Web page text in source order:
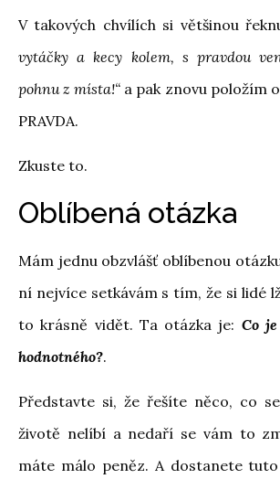
V takových chvílích si většinou
vytáčky a kecy kolem, s pravdou
pohnu z místa!“ a pak znovu položím
PRAVDA.
Zkuste to.
Oblíbená otázka
Mám jednu obzvlášť oblíbenou
ní nejvíce setkávám s tím, že si lidé
to krásně vidět. Ta otázka je: Co
hodnotného?.
Představte si, že řešíte něco, co
životě nelíbí a nedaří se vám to
máte málo peněz. A dostanete